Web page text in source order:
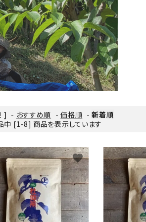
] - おすすめ順 -価格順 -新着順
[1-8] 商品を表示しています
favorite